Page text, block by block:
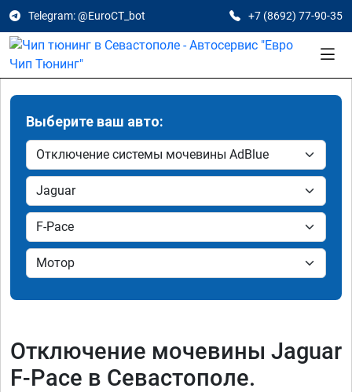
Telegram: @EuroCT_bot +7 (8692) 77-90-35
Выберите ваш авто:
Отключение мочевины Jaguar
F-Pace в Севастополе.